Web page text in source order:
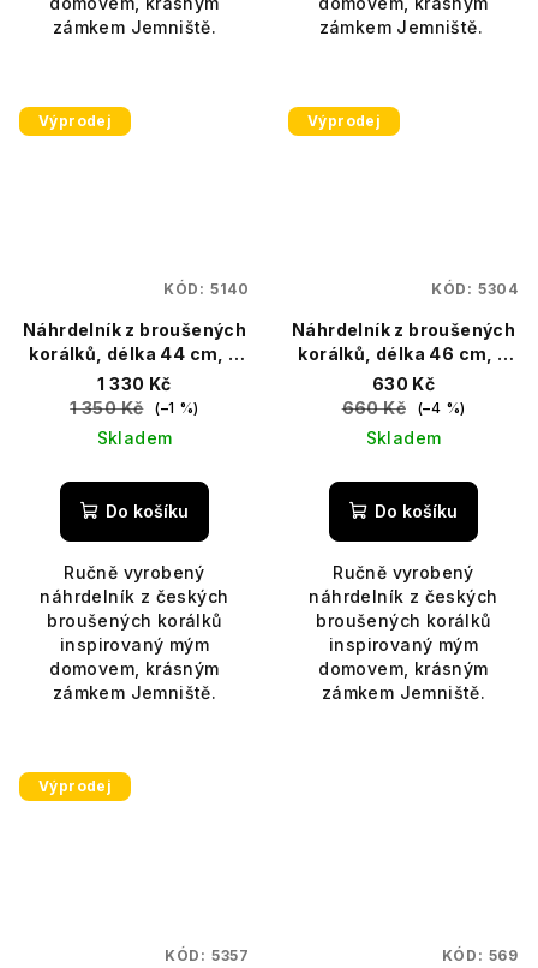
zámkem Jemniště.
zámkem Jemniště.
Výprodej
Náhrdelník z broušených
korálků, délka 44 cm, s
prodlužovacím řetízkem
1 330 Kč
1 350 Kč
(–1 %)
Skladem
Do košíku
Ručně vyrobený
náhrdelník z českých
broušených korálků
inspirovaný mým
domovem, krásným
zámkem Jemniště.
KÓD: 5140
Výprodej
Náhrdelník z broušených
korálků, délka 46 cm, s
prodlužovacím řetízkem
630 Kč
660 Kč
(–4 %)
Skladem
Do košíku
Ručně vyrobený
náhrdelník z českých
broušených korálků
inspirovaný mým
domovem, krásným
zámkem Jemniště.
KÓD: 5304
Výprodej
KÓD: 5357 KÓD: 569